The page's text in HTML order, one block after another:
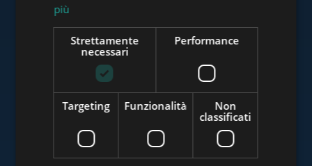
www.budapestluxuryapartments.hu
ARABIC
più
Strettamente
necessari
Performance
Targeting Funzionalità
Non
classificati